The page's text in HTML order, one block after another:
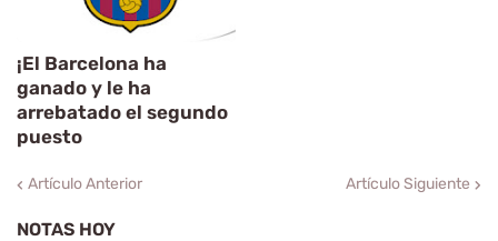
¡El Barcelona ha
ganado y le ha
arrebatado el segundo
puesto
Artículo Anterior Artículo Siguiente
NOTAS HOY